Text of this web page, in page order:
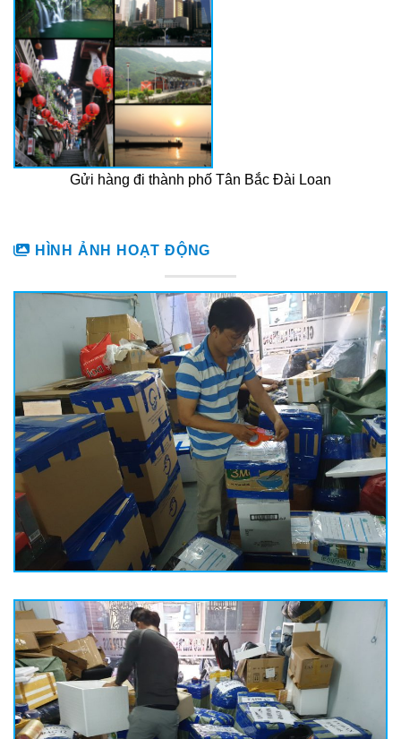
Gửi hàng đi thành phố Tân Bắc Đài Loan
HÌNH ẢNH HOẠT ĐỘNG